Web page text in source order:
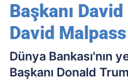
Başkanı
David
Dünya Bankası'nın
Başkanı Donald